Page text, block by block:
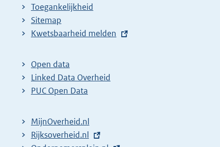
Toegankelijkheid
Sitemap
E
t
e
r
l
i
Kwetsbaarheid melden
Open data
Linked Data Overheid
PUC Open Data
MijnOverheid.nl
E
Rijksoverheid.nl